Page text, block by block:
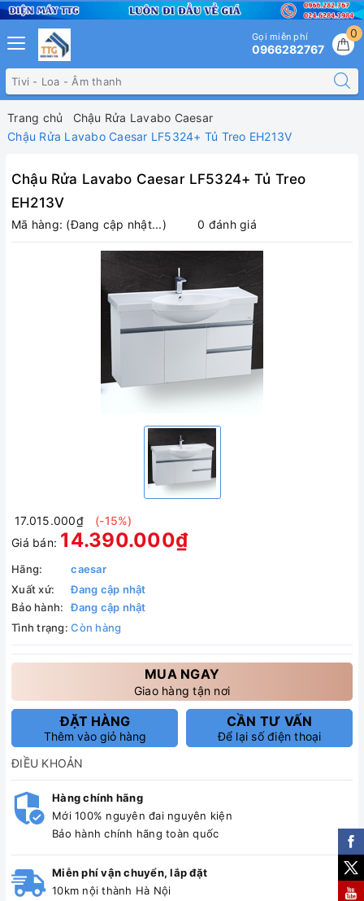
0
Gọi miễn phí
0966282767
Trang chủ
Chậu Rửa Lavabo Caesar
Chậu Rửa Lavabo Caesar LF5324+ Tủ Treo EH213V
Chậu Rửa Lavabo Caesar LF5324+ Tủ Treo
EH213V
Mã hàng: (Đang cập nhật...) 0 đánh giá
17.015.000₫
(-15%)
Giá bán: 14.390.000₫
Hãng:
caesar
Xuất xứ:
Đang cập nhật
Bảo hành:
Đang cập nhật
Tình trạng: Còn hàng
MUA NGAY
Giao hàng tận nơi
ĐẶT HÀNG
Thêm vào giỏ hàng
CẦN TƯ VẤN
Để lại số điện thoại
ĐIỀU KHOẢN
Hàng chính hãng
Mới 100% nguyên đai nguyên kiện
Bảo hành chính hãng toàn quốc
Miễn phí vận chuyển, lắp đặt
10km nội thành Hà Nội